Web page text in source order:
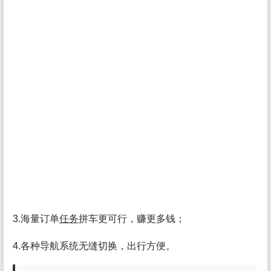
3.海量订单任务拼车更可行，赚更多钱；
4.各种导航系统无缝切换，出行方便。